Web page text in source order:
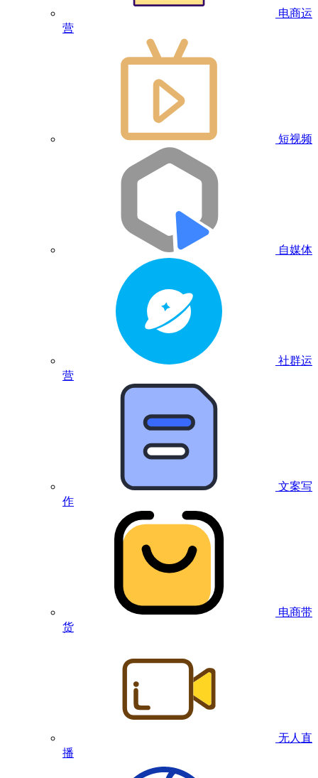
电商运
营
短视频
自媒体
社群运
营
文案写
作
电商带
货
无人直
播